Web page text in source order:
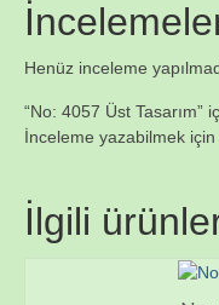
Henüz inceleme
“No: 4057 Üst Tasarım”
İnceleme yazabilmek için
İlgili